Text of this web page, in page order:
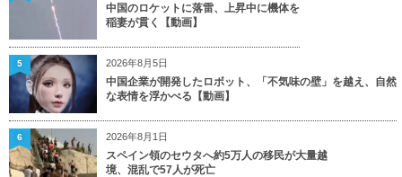
中国のロケットに落雷、上昇中に機体を
稲妻が貫く【動画】
2026年8月5日
中国企業が開発したロボット、「不気味の壁」を越え、自然
な表情を浮かべる【動画】
5
2026年8月1日
スペイン領のセウタへ約5万人の移民が大量越
境、混乱で57人が死亡
6